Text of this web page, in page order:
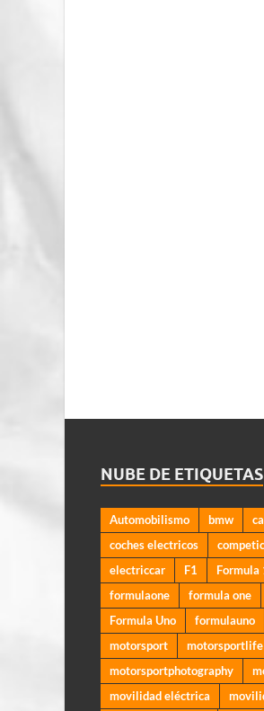
NUBE DE ETIQUETAS
Automobilismo bmw
coches electricos
electriccar
F1 Formula
formulaone
formula one
Formula Uno
formulauno
motorsport
motorsportlife
motorsportphotography
movilidad eléctrica